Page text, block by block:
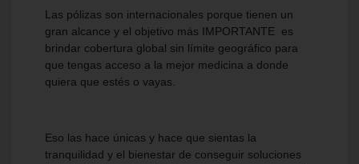
Las pólizas son internacionales porque tienen un
gran alcance y el objetivo más IMPORTANTE es
brindar cobertura global sin límite geográfico para
que tengas acceso a la mejor medicina a donde
quiera que estés o vayas.
Eso las hace únicas y hace que sientas la
tranquilidad y el bienestar de conseguir soluciones